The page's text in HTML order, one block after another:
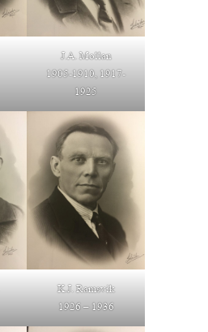
J.A. Mollan
1905-1910, 1917-
1925
K.J. Ramsvik
1926 – 1936